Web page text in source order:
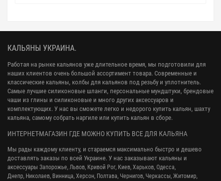
КАЛЬЯНЫ УКРАИНА.
Работая на рынке кальянов уже длительное время, мы подготовили для
наших клиентов очень большой ассортимент товара. Современные и
классические кальяны, колбы для кальянов под резьбу и уплотнитель.
Самые лучшие силиконовые шланги, персональные мундштуки, брендовые
чаши из глины и силиконовые и много других аксессуаров и
комплектующих. У нас вы сможете легко и недорого купить кальян, шахту
кальяна, самому собрать наргиле или купить кальян в сборе.
ИНТЕРНЕТ-МАГАЗИН ГДЕ МОЖНО КУПИТЬ ВСЕ ДЛЯ КАЛЬЯНА
Мы рады каждому клиенту, и стараемся максимально быстро и дешево
доставлять заказы по всей Украине. У нас заказывают кальяны и
аксессуары Запорожье, Львов, Кривой Рог, Киев, Харьков, Одесса,
Днепр, Николаев, Винница, Херсон, Полтава, Чернигов, Черкассы, Житомир,